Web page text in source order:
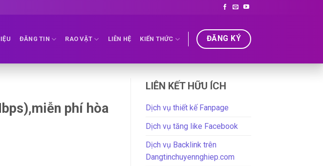
ĐĂNG TIN RAO VẶT LIÊN HỆ KIẾN THỨC ĐĂNG KÝ
phí hòa
LIÊN KẾT HỮU ÍCH
Dịch vụ thiết kế Fanpage
Dịch vụ tăng like Facebook
Dịch vụ Backlink trên
Dangtinchuyennghiep.com